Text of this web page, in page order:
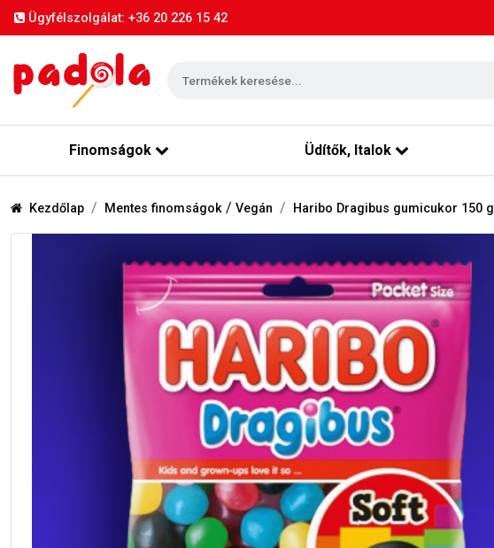
Ügyfélszolgálat: +36 20 226 15 42
Finomságok Üdítők, Italok
Kezdőlap Mentes finomságok / Vegán Haribo Dragibus gumicukor 150 g